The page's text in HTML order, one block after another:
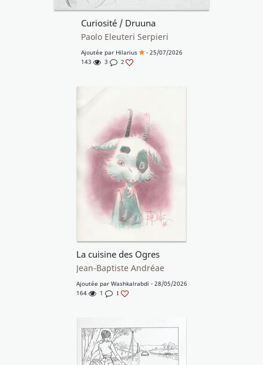
Curiosité / Druuna
Paolo Eleuteri Serpieri
Ajoutée par Hilarius
- 25/07/2026
143
3 2
La cuisine des Ogres
Jean-Baptiste Andréae
Ajoutée par Washkalrabdi - 28/05/2026
164
1 1